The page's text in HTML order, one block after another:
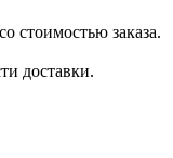
стоимостью заказа.
доставки.